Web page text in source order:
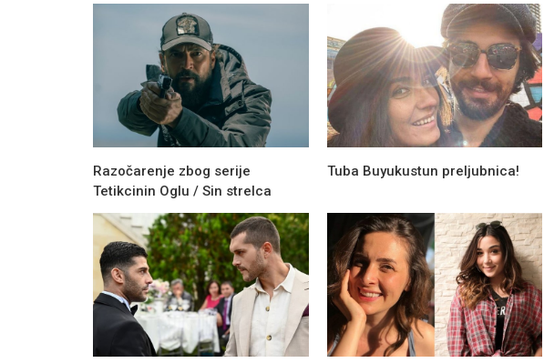
Razočarenje zbog serije
Tetikcinin Oglu / Sin strelca
Tuba Buyukustun preljubnica!